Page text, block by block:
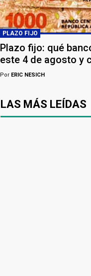
PLAZO FIJO
Plazo fijo: qué
este 4 de agosto y
Por ERIC NESICH
LAS MÁS LEÍDAS